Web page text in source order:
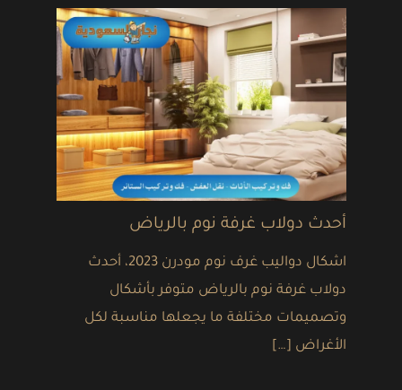
أحدث دولاب غرفة نوم بالرياض
اشكال دواليب غرف نوم مودرن 2023، أحدث
دولاب غرفة نوم بالرياض متوفر بأشكال
وتصميمات مختلفة ما يجعلها مناسبة لكل
الأغراض […]